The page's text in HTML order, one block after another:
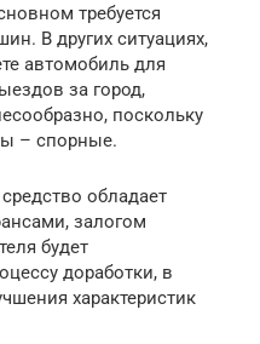
требуется
В других ситуациях,
автомобиль для
за город,
поскольку
– спорные.
обладает
залогом
будет
доработки, в
характеристик